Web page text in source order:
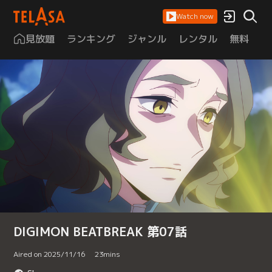
Watch now
見放題 ランキング ジャンル レンタル 無料
DIGIMON BEATBREAK 第07話
Aired on 2025/11/16 23mins